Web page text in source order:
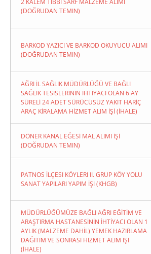
2 KALEM TIBBI SARF MALZEME ALIMI
(DOĞRUDAN TEMIN)
BARKOD YAZICI VE BARKOD OKUYUCU ALIMI
(DOĞRUDAN TEMIN)
AĞRI İL SAĞLIK MÜDÜRLÜĞÜ VE BAĞLI
SAĞLIK TESİSLERİNİN İHTİYACI OLAN 6 AY
SÜRELİ 24 ADET SÜRÜCÜSÜZ YAKIT HARİÇ
ARAÇ KİRALAMA HİZMET ALIM İŞİ (İHALE)
DÖNER KANAL EĞESİ MAL ALIMI İŞİ
(DOĞRUDAN TEMIN)
PATNOS İLÇESI KÖYLERI II. GRUP KÖY YOLU
SANAT YAPILARI YAPIM İŞI (KHGB)
MÜDÜRLÜĞÜMÜZE BAĞLI AĞRI EĞİTİM VE
ARAŞTIRMA HASTANESİNİN İHTİYACI OLAN 1
AYLIK (MALZEME DAHİL) YEMEK HAZIRLAMA
DAĞITIM VE SONRASI HİZMET ALIM İŞİ
(İHALE)